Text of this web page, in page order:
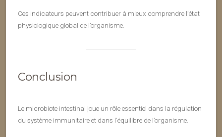
Ces indicateurs peuvent contribuer à mieux comprendre l’état
physiologique global de l’organisme.
Conclusion
Le microbiote intestinal joue un rôle essentiel dans la régulation
du système immunitaire et dans l’équilibre de l’organisme.